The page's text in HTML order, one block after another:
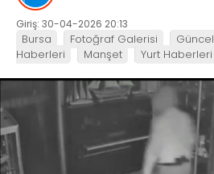
Giriş: 30-04-2026 20:13
Bursa Fotoğraf Galerisi Güncel
Haberleri
Manşet Yurt Haberleri